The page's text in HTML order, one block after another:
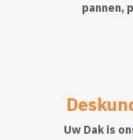
pannen,
Uw Dak is